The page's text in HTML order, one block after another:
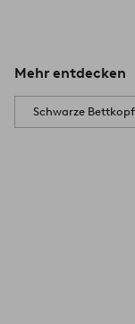
Mehr entdecken
Schwarze